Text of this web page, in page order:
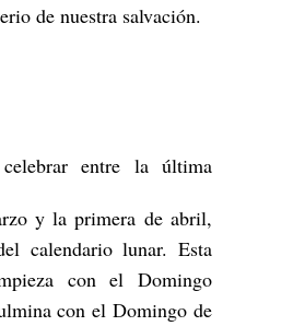
de nuestra salvación.
entre la última
y la primera de abril,
calendario lunar. Esta
con el Domingo
con el Domingo de